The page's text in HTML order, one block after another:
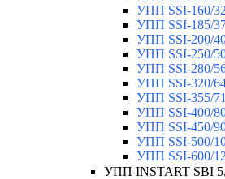
УПП SSI-160/
УПП SSI-185/
УПП SSI-200/
УПП SSI-250/
УПП SSI-280/
УПП SSI-320/
УПП SSI-355/
УПП SSI-400/
УПП SSI-450/
УПП SSI-500/
УПП SSI-600/
УПП INSTART SBI